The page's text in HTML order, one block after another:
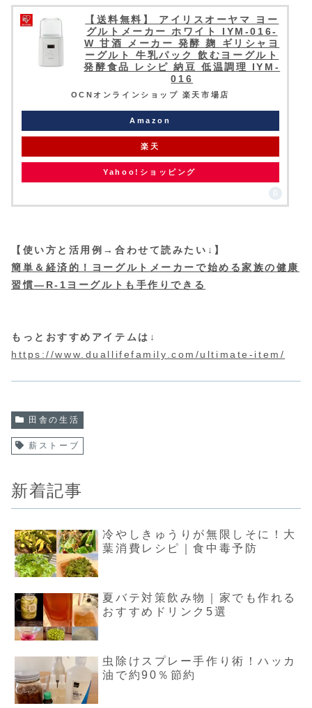
【送料無料】 アイリスオーヤマ ヨー
グルトメーカー ホワイト IYM-016-
W 甘酒 メーカー 発酵 麹 ギリシャヨ
ーグルト 牛乳パック 飲むヨーグルト
発酵食品 レシピ 納豆 低温調理 IYM-
016
OCNオンラインショップ 楽天市場店
Amazon
楽天
Yahoo!ショッピング
【使い方と活用例→合わせて読みたい↓】
簡単＆経済的！ヨーグルトメーカーで始める家族の健康
習慣—R-1ヨーグルトも手作りできる
もっとおすすめアイテムは↓
https://www.duallifefamily.com/ultimate-item/
田舎の生活
薪ストーブ
新着記事
冷やしきゅうりが無限しそに！大
葉消費レシピ｜食中毒予防
夏バテ対策飲み物｜家でも作れる
おすすめドリンク5選
虫除けスプレー手作り術！ハッカ
油で約90％節約